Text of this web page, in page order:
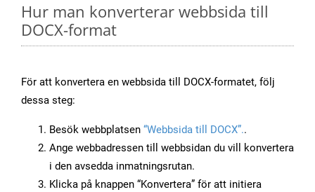
Hur man konverterar webbsida till
DOCX-format
För att konvertera en webbsida till DOCX-formatet, följ
dessa steg:
Besök webbplatsen “Webbsida till DOCX”..
Ange webbadressen till webbsidan du vill konvertera
i den avsedda inmatningsrutan.
Klicka på knappen “Konvertera” för att initiera